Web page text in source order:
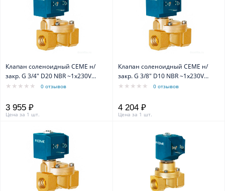
Клапан соленоидный CEME н/
закр. G 3/4" D20 NBR ~1x230V
50Hz
0 отзывов
3 955 ₽
Цена за 1 шт.
Клапан соленоидный CEME н/
закр. G 3/8" D10 NBR ~1x230V
50Hz
0 отзывов
4 204 ₽
Цена за 1 шт.